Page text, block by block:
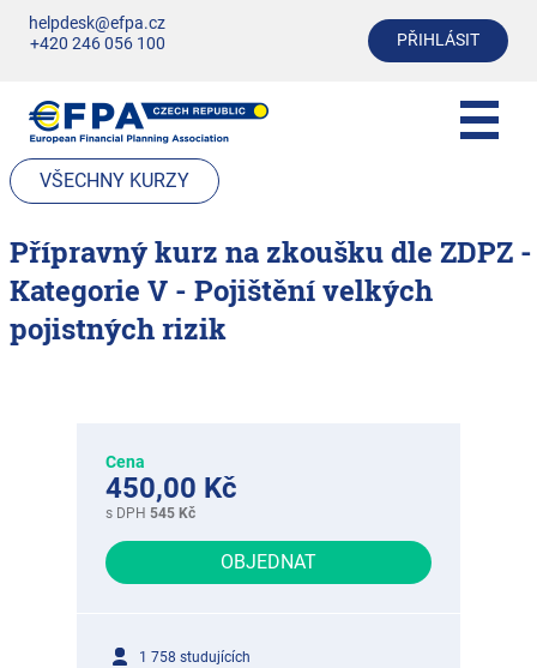
helpdesk@efpa.cz
+420 246 056 100
PŘIHLÁSIT
VŠECHNY KURZY
Přípravný kurz na zkoušku dle ZDPZ -
Kategorie V - Pojištění velkých
pojistných rizik
Cena
450,00 Kč
s DPH 545 Kč
OBJEDNAT
1 758 studujících